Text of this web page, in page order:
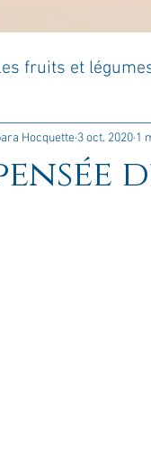
fruits et
De vous à moi...
Hocquette 3 oct. 2020 1